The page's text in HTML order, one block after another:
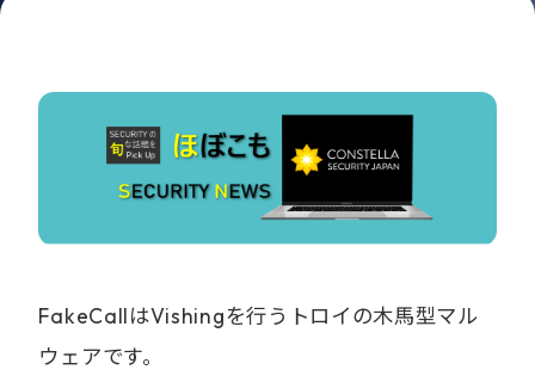
FakeCallはVishingを行うトロイの木馬型マル
ウェアです。